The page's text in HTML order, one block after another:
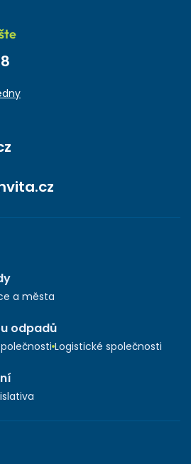
a města
odpadů
Logistické společnosti